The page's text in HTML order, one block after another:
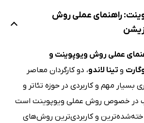
راهنمای عملی روش
عملی روش ویوپوینت و
و تینا لاندو، دو کارگردان معاصر
بسیار مهم و کاربردی در حوزه تئاتر و
در خصوص روش عملی ویوپوینت است
و کاربردی‌ترین روش‌های